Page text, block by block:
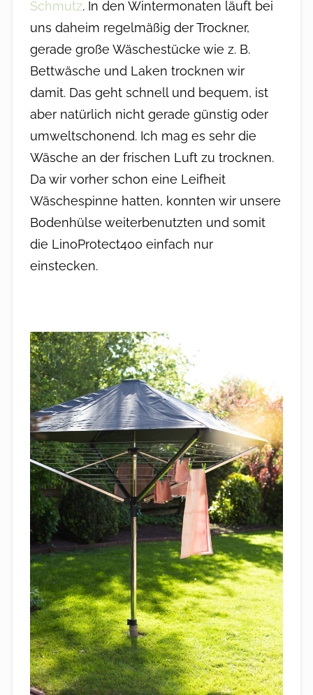
Schmutz. In den Wintermonaten läuft bei
uns daheim regelmäßig der Trockner,
gerade große Wäschestücke wie z. B.
Bettwäsche und Laken trocknen wir
damit. Das geht schnell und bequem, ist
aber natürlich nicht gerade günstig oder
umweltschonend. Ich mag es sehr die
Wäsche an der frischen Luft zu trocknen.
Da wir vorher schon eine Leifheit
Wäschespinne hatten, konnten wir unsere
Bodenhülse weiterbenutzten und somit
die LinoProtect400 einfach nur
einstecken.